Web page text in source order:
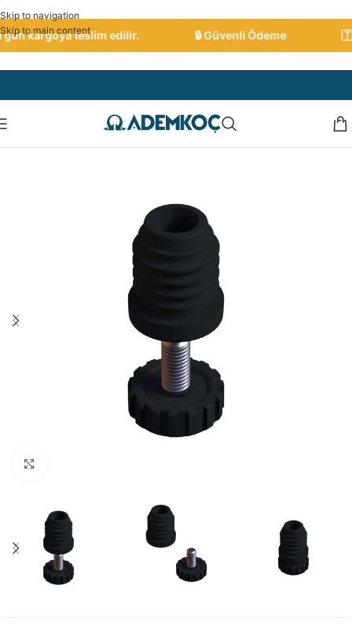
Skip to navigation
Skip to main content
kargoya teslim edilir. 🔒 Güvenli Ödeme 🇹🇷